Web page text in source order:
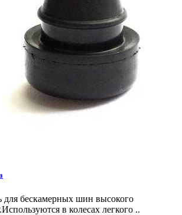
для бескамерных шин высокого
в колесах легкого ..